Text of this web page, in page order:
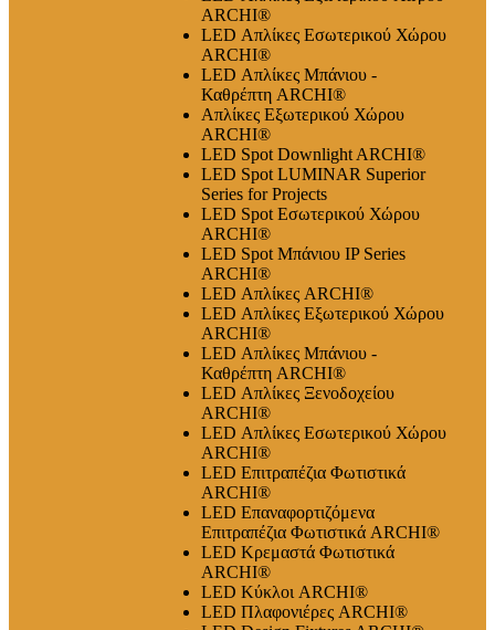
ARCHI®
LED Απλίκες Εσωτερικού Χώρου
ARCHI®
LED Απλίκες Μπάνιου -
Καθρέπτη ARCHI®
Απλίκες Εξωτερικού Χώρου
ARCHI®
LED Spot Downlight ARCHI®
LED Spot LUMINAR Superior
Series for Projects
LED Spot Εσωτερικού Χώρου
ARCHI®
LED Spot Μπάνιου IP Series
ARCHI®
LED Απλίκες ARCHI®
LED Απλίκες Εξωτερικού Χώρου
ARCHI®
LED Απλίκες Μπάνιου -
Καθρέπτη ARCHI®
LED Απλίκες Ξενοδοχείου
ARCHI®
LED Απλίκες Εσωτερικού Χώρου
ARCHI®
LED Επιτραπέζια Φωτιστικά
ARCHI®
LED Επαναφορτιζόμενα
Επιτραπέζια Φωτιστικά ARCHI®
LED Κρεμαστά Φωτιστικά
ARCHI®
LED Κύκλοι ARCHI®
LED Πλαφονιέρες ARCHI®